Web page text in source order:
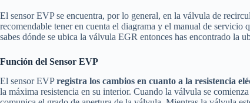
El sensor EVP se encuentra, por lo general, en la válvula de
recomendable tener en cuenta el diagrama y el manual de servicio
sabes dónde se ubica la válvula EGR entonces has encontrado la
Función del Sensor EVP
El sensor EVPregistra los cambios en cuanto a la resistencia
la máxima resistencia en su interior. Cuando la válvula se